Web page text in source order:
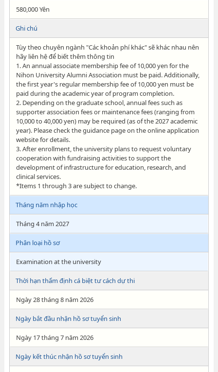
580,000 Yên
Ghi chú
Tùy theo chuyên ngành "Các khoản phí khác" sẽ khác nhau nên
hãy liên hệ để biết thêm thông tin
1. An annual associate membership fee of 10,000 yen for the
Nihon University Alumni Association must be paid. Additionally,
the first year's regular membership fee of 10,000 yen must be
paid during the academic year of program completion.
2. Depending on the graduate school, annual fees such as
supporter association fees or maintenance fees (ranging from
10,000 to 40,000 yen) may be required (as of the 2027 academic
year). Please check the guidance page on the online application
website for details.
3. After enrollment, the university plans to request voluntary
cooperation with fundraising activities to support the
development of infrastructure for education, research, and
clinical services.
*Items 1 through 3 are subject to change.
Tháng năm nhập học
Tháng 4 năm 2027
Phân loại hồ sơ
Examination at the university
Thời hạn thẩm định cá biệt tư cách dự thi
Ngày 28 tháng 8 năm 2026
Ngày bắt đầu nhận hồ sơ tuyển sinh
Ngày 17 tháng 7 năm 2026
Ngày kết thúc nhận hồ sơ tuyển sinh